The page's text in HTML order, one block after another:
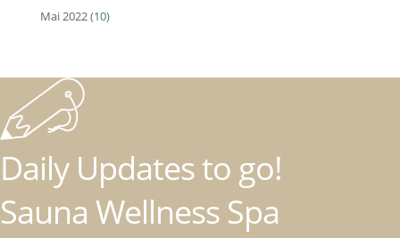
Mai 2022(10)
Daily Updates to go!
Sauna Wellness Spa